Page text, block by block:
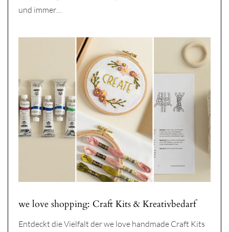
und immer…
we love shopping: Craft Kits & Kreativbedarf
Entdeckt die Vielfalt der we love handmade Craft Kits